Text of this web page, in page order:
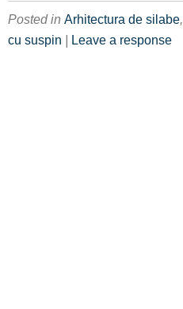
Posted in Arhitectura de silabe,
cu suspin | Leave a response